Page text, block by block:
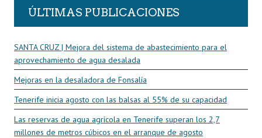
ÚLTIMAS PUBLICACIONES
SANTA CRUZ | Mejora del sistema de abastecimiento para el
aprovechamiento de agua desalada
Mejoras en la desaladora de Fonsalía
Tenerife inicia agosto con las balsas al 55% de su capacidad
Las reservas de agua agrícola en Tenerife superan los 2,7
millones de metros cúbicos en el arranque de agosto